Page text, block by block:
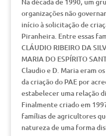
organizações não
início à solicitação de
Piranheira. Entre essas
CLÁUDIO RIBEIRO DA
MARIA DO ESPÍRITO
Claudio e D. Maria eram
da criação do PAE por
estabelecer uma relação
Finalmente criado em
famílias de agricultores
natureza de uma forma